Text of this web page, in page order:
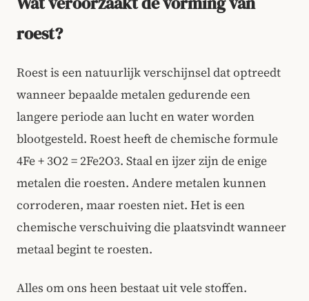
roest?
Roest is een natuurlijk verschijnsel dat optreedt
wanneer bepaalde metalen gedurende een
langere periode aan lucht en water worden
blootgesteld. Roest heeft de chemische formule
4Fe + 3O2 = 2Fe2O3. Staal en ijzer zijn de enige
metalen die roesten. Andere metalen kunnen
corroderen, maar roesten niet. Het is een
chemische verschuiving die plaatsvindt wanneer
metaal begint te roesten.
Alles om ons heen bestaat uit vele stoffen.